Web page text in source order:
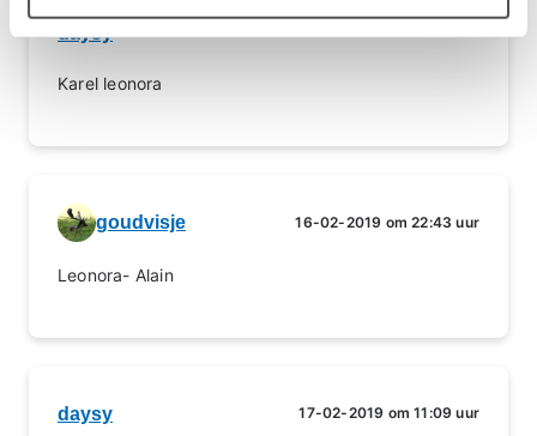
daysy
Karel leonora
goudvisje 16-02-2019 om 22:43 uur
Leonora- Alain
daysy 17-02-2019 om 11:09 uur